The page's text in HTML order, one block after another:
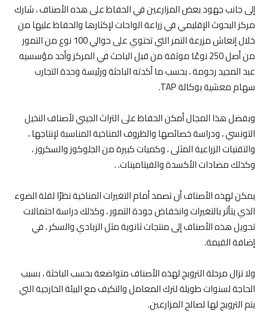
إلى جانب جهود بعض المزارعين في الحفاظ على هذه الأصناف ، شارك
مركز البحوث الإقليمي في زراعة الواحات لإكثارها والحفاظ عليها من
خلال إنعاش مزرعة التمر التي تحتوي على حوالي 100 نوع من التمور
من أصل 250 نوعًا موثقة من قبل الباحث في المركز وأحد مؤسسيه
عبد المجيد رحومة ، بحسب ما أكدته الباحثة ورئيسة وحدة التجارب
سهام معشية بوكالة TAP.
وبفضل هذا المجال أمكن الحفاظ على التراث الجيني لأصناف النخيل
التونسي ، ودراسة خصائصها والظروف المناخية المناسبة لإنتاجها ،
والتقنيات الزراعية المثلى ، وكميات كبيرة من الجلوكوز والسكروز ،
وكذلك مضادات الأكسدة والفيتامينات. .
يمكن لهذه الأصناف أن تصمد أمام التغيرات المناخية نظرًا لقلة الضوء
الذي يتأثر بالتغيرات وانخفاض جودة التمور ، وكذلك دراسة احتمالات
تحويل هذه الأصناف إلى منتجات ثانوية مثل الزبادي والسكر ، في
إضافة القيمة.
ولا تزال مرحلة الترويج لهذه الأصناف متواضعة بحسب الباحثة ، بسبب
الحاجة لسنوات طويلة لترك المعامل والتكيف مع البيئة الخارجية التي
يتم الترويج لها لصالح المزارعين.